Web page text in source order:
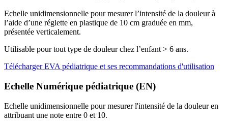
Echelle unidimensionnelle pour mesurer l’intensité de la douleur à
l’aide d’une réglette en plastique de 10 cm graduée en mm,
présentée verticalement.
Utilisable pour tout type de douleur chez l’enfant > 6 ans.
Télécharger EVA pédiatrique et ses recommandations d'utilisation
Echelle Numérique pédiatrique (EN)
Echelle unidimensionnelle pour mesurer l'intensité de la douleur en
attribuant une note entre 0 et 10.